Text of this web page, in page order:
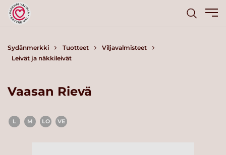
Sydänmerkki Tuotteet
Viljavalmisteet
Leivät ja näkkileivät
Vaasan Rievä
L M LO VE